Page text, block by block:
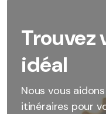
Trouvez
idéal
Nous vous
itinéraires pour